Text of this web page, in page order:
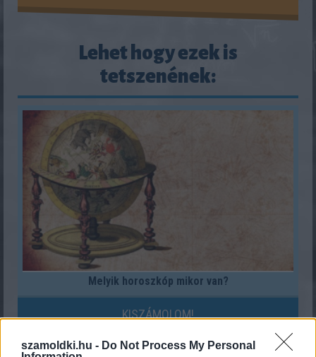
szamoldki.hu - Do Not Process My Personal
Lehet hogy ezek is
tetszenének:
Melyik horoszkóp mikor van?
KISZÁMOLOM!